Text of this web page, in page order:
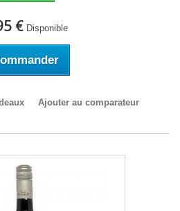
€ Disponible
Ajouter au comparateur